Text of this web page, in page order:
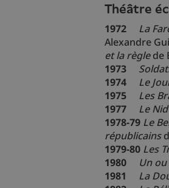
Théâtre
1972 La
Alexandre
et la règlede
1973
1974 Le
1975
Les
1977
Le
1978-79 Le
républicains
1979-80 Les
1980 Un
1981
La